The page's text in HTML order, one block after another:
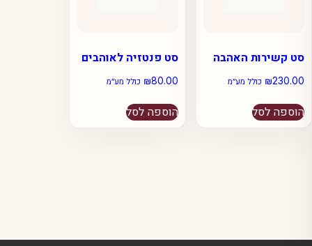
סט פנטזיה לאוהבים
₪80.00 כולל מע״מ
הוספה לסל
סט קשירות האהבה
₪230.00 כולל מע״מ
הוספה לסל